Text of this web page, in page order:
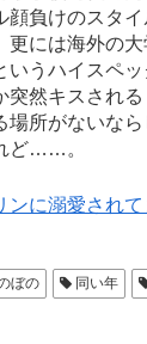
顔負けのスタ
更には海外の
いうハイスペ
突然キスされ
場所がないな
ど……。
ンに溺愛され
ぼの 同い年